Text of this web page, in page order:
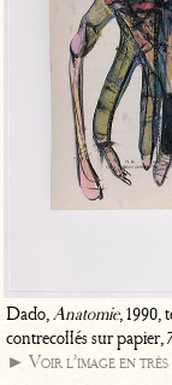
Dado,Anatomie, 1990,
contrecollés sur papier,
► Voir l’image en